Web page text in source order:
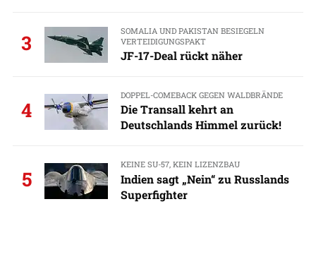
3
SOMALIA UND PAKISTAN BESIEGELN
VERTEIDIGUNGSPAKT
JF-17-Deal rückt näher
4
DOPPEL-COMEBACK GEGEN WALDBRÄNDE
Die Transall kehrt an
Deutschlands Himmel zurück!
5
KEINE SU-57, KEIN LIZENZBAU
Indien sagt „Nein“ zu Russlands
Superfighter